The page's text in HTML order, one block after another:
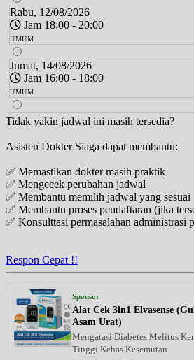
Rabu, 12/08/2026
Jam 18:00 - 20:00
UMUM
Jumat, 14/08/2026
Jam 16:00 - 18:00
UMUM
Sabtu, 15/08/2026
Jam 14:00 - 16:00
UMUM
Minggu, 16/08/2026
Jam 10:00 - 11:00
UMUM
Senin, 17/08/2026
Jam 18:00 - 20:00
UMUM
Jumat, 21/08/2026
Jam 16:00 - 18:00
Tidak yakin jadwal ini masih tersedia?
Asisten Dokter Siaga dapat membantu:
✅ Memastikan dokter masih praktik
✅ Mengecek perubahan jadwal
✅ Membantu memilih jadwal yang sesuai
✅ Membantu proses pendaftaran (jika
✅ Konsulttasi permasalahan administrasi
Respon Cepat !!
Sponsor
Alat Cek 3in1 Elvasense
Asam Urat)
Mengatasi Diabetes Melitus
Tinggi Kebas Kesemutan